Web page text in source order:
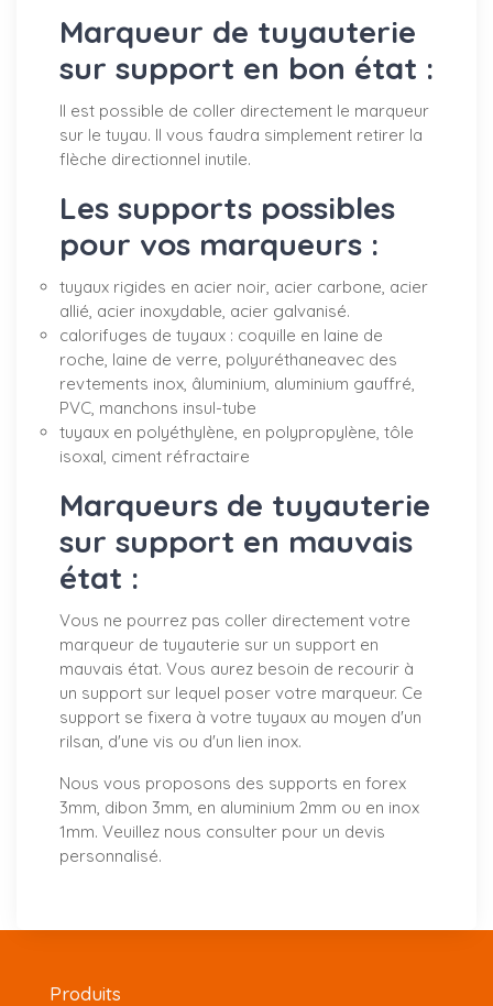
Marqueur de tuyauterie
sur support en bon état :
Il est possible de coller directement le marqueur
sur le tuyau. Il vous faudra simplement retirer la
flèche directionnel inutile.
Les supports possibles
pour vos marqueurs :
tuyaux rigides en acier noir, acier carbone, acier
allié, acier inoxydable, acier galvanisé.
calorifuges de tuyaux : coquille en laine de
roche, laine de verre, polyuréthaneavec des
revtements inox, âluminium, aluminium gauffré,
PVC, manchons insul-tube
tuyaux en polyéthylène, en polypropylène, tôle
isoxal, ciment réfractaire
Marqueurs de tuyauterie
sur support en mauvais
état :
Vous ne pourrez pas coller directement votre
marqueur de tuyauterie sur un support en
mauvais état. Vous aurez besoin de recourir à
un support sur lequel poser votre marqueur. Ce
support se fixera à votre tuyaux au moyen d'un
rilsan, d'une vis ou d'un lien inox.
Nous vous proposons des supports en forex
3mm, dibon 3mm, en aluminium 2mm ou en inox
1mm. Veuillez nous consulter pour un devis
personnalisé.
Produits